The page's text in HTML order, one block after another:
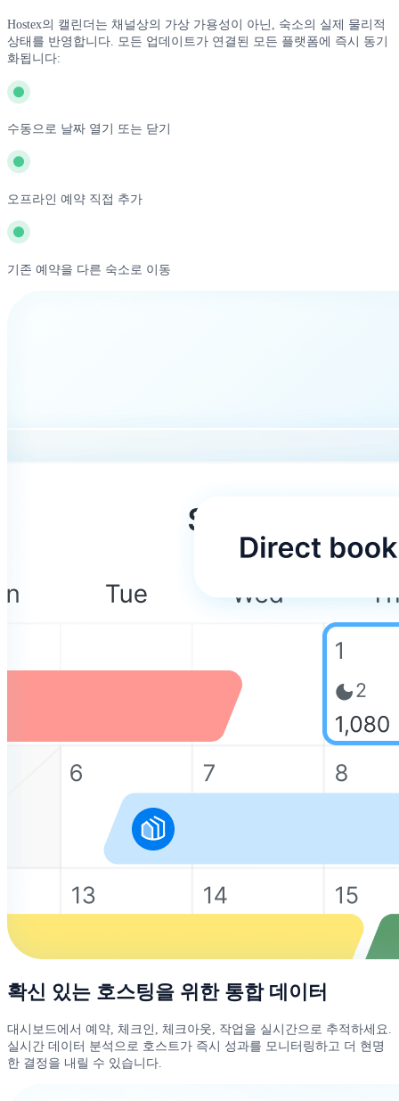
Hostex의 캘린더는 채널상의 가상 가용성이 아닌, 숙소의 실제 물리적
상태를 반영합니다. 모든 업데이트가 연결된 모든 플랫폼에 즉시 동기
화됩니다:
수동으로 날짜 열기 또는 닫기
오프라인 예약 직접 추가
기존 예약을 다른 숙소로 이동
확신 있는 호스팅을 위한 통합 데이터
대시보드에서 예약, 체크인, 체크아웃, 작업을 실시간으로 추적하세요.
실시간 데이터 분석으로 호스트가 즉시 성과를 모니터링하고 더 현명
한 결정을 내릴 수 있습니다.